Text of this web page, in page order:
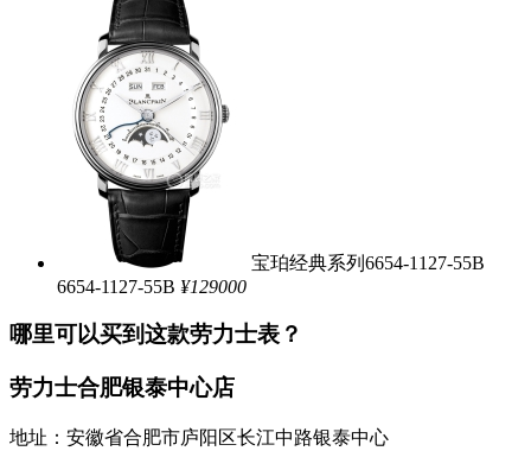
宝珀经典系列6654-1127-55B
6654-1127-55B ¥129000
哪里可以买到这款劳力士表？
劳力士合肥银泰中心店
地址：安徽省合肥市庐阳区长江中路银泰中心